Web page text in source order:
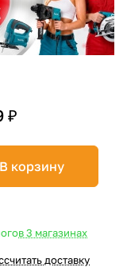
₽
В корзину
в 3 магазинах
доставку